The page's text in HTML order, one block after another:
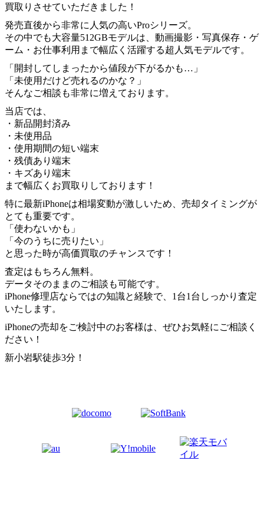
買取りさせていただきました！
発売直後から非常に人気の高いProシリーズ。
その中でも大容量512GBモデルは、動画撮影・写真保存・ゲ
ーム・お仕事利用まで幅広く活躍する超人気モデルです。
「開封してしまったから値段が下がるかも…」
「未使用だけど売れるのかな？」
そんなご相談も非常に増えております。
当店では、
・新品開封済み
・未使用品
・使用期間の短い端末
・残債あり端末
・キズあり端末
まで幅広くお買取りしております！
特に最新iPhoneは相場変動が激しいため、売却タイミングが
とても重要です。
「使わないかも」
「今のうちに売りたい」
と思った時が高価買取のチャンスです！
査定はもちろん無料。
データそのままのご相談も可能です。
iPhone修理店ならではの知識と経験で、1台1台しっかり査定
いたします。
iPhoneの売却をご検討中のお客様は、ぜひお気軽にご相談く
ださい！
新小岩駅徒歩3分！